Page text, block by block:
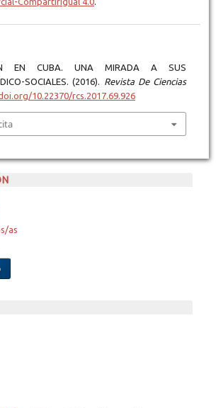
EN CUBA. UNA MIRADA A SUS
SOCIALES. (2016). Revista De Ciencias
10.22370/rcs.2017.69.926
as